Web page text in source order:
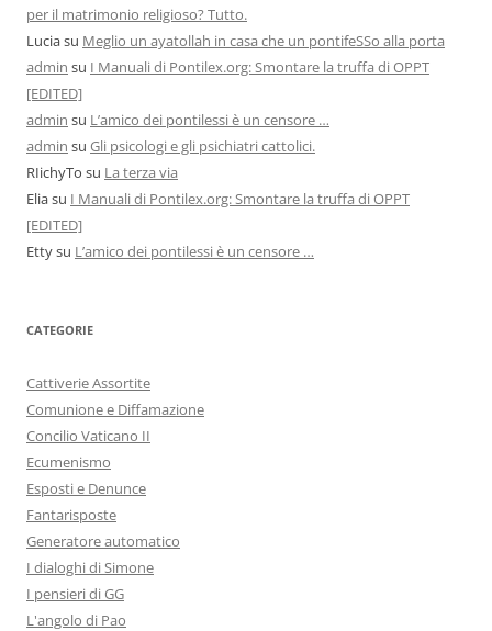
per il matrimonio religioso? Tutto.
Luciasu Meglio un ayatollah in casa che un pontifeSSo alla porta
admin su I Manuali di Pontilex.org: Smontare la truffa di OPPT
[EDITED]
admin su L’amico dei pontilessi è un censore …
admin su Gli psicologi e gli psichiatri cattolici.
RIichyTo su La terza via
Eliasu I Manuali di Pontilex.org: Smontare la truffa di OPPT
[EDITED]
Ettysu L’amico dei pontilessi è un censore …
CATEGORIE
Cattiverie Assortite
Comunione e Diffamazione
Concilio Vaticano II
Ecumenismo
Esposti e Denunce
Fantarisposte
Generatore automatico
I dialoghi di Simone
I pensieri di GG
L'angolo di Pao